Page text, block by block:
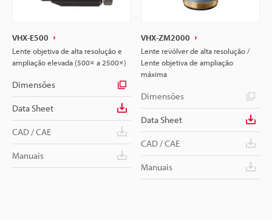
VHX-E500
Lente objetiva de alta resolução e
ampliação elevada (500× a 2500×)
Dimensões
Data Sheet
CAD / CAE
Manuais
VHX-ZM2000
Lente revólver de alta resolução /
Lente objetiva de ampliação
máxima
Dimensões
Data Sheet
CAD / CAE
Manuais